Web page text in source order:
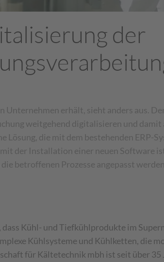
der
Unternehmen erhält, sieht anders aus.
weitgehend digitalisieren und
Lösung, die mit dem bestehenden ERP-
der Installation einer neuen Software
betroffenen Prozesse angepasst
Kühl- und Tiefkühlprodukte im
Kühlsysteme und Kühlketten, die
für Kältetechnik mbh ist seit über